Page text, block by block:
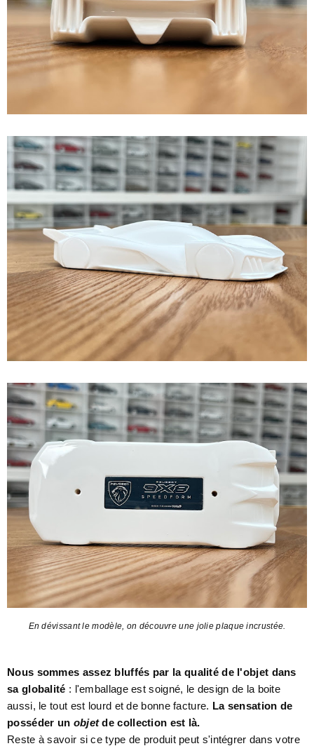
En dévissant le modèle, on découvre une jolie plaque incrustée.
Nous sommes assez bluffés par la qualité de l'objet dans
sa globalité : l'emballage est soigné, le design de la boite
aussi, le tout est lourd et de bonne facture. La sensation de
posséder un objetde collection est là.
Reste à savoir si ce type de produit peut s'intégrer dans votre